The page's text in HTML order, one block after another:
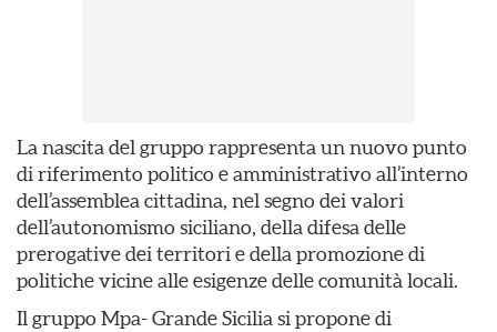
La nascita del gruppo rappresenta un nuovo punto
di riferimento politico e amministrativo all’interno
dell’assemblea cittadina, nel segno dei valori
dell’autonomismo siciliano, della difesa delle
prerogative dei territori e della promozione di
politiche vicine alle esigenze delle comunità locali.
Il gruppo Mpa- Grande Sicilia si propone di